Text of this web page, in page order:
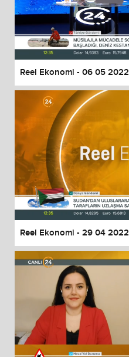
Reel Ekonomi - 06 05 2022
Reel Ekonomi - 29 04 2022